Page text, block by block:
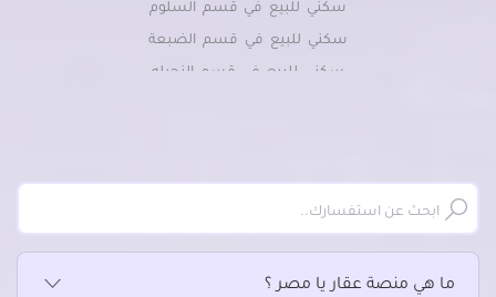
سكني للبيع في قسم السلوم
سكني للبيع في قسم الضبعة
سكني للبيع في قسم النجيله
ما هي منصة عقار يا مصر ؟